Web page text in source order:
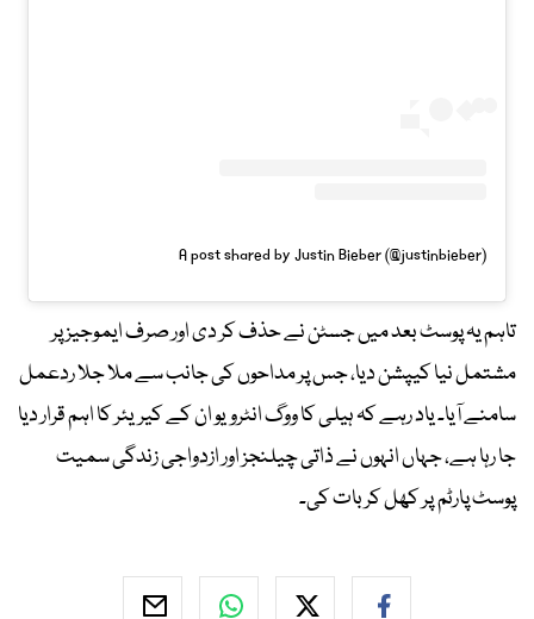
A post shared by Justin Bieber (@justinbieber)
تاہم یہ پوسٹ بعد میں جسٹن نے حذف کر دی اور صرف ایموجیز پر
مشتمل نیا کیپشن دیا، جس پر مداحوں کی جانب سے ملا جلا ردعمل
سامنے آیا۔ یاد رہے کہ ہیلی کا ووگ انٹرویو ان کے کیریئر کا اہم قرار دیا
جا رہا ہے، جہاں انہوں نے ذاتی چیلنجز اور ازدواجی زندگی سمیت
پوسٹ پارٹم پر کھل کر بات کی۔